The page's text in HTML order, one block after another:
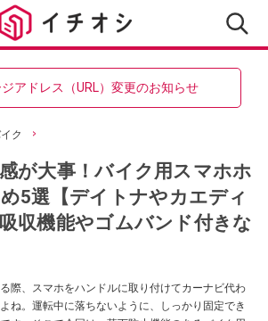
アドレス（URL）変更のお知らせ
ク
が大事！バイク用スマホホ
5選【デイトナやカエディ
収機能やゴムバンド付きな
際、スマホをハンドルに取り付けてカーナビ代わ
ね。運転中に落ちないように、しっかり固定でき